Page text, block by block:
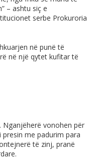
– ashtu siç e
serbe Prokuroria
në punë të
në një qytet kufitar të
Nganjëherë vonohen për
me padurim para
të zinj, pranë